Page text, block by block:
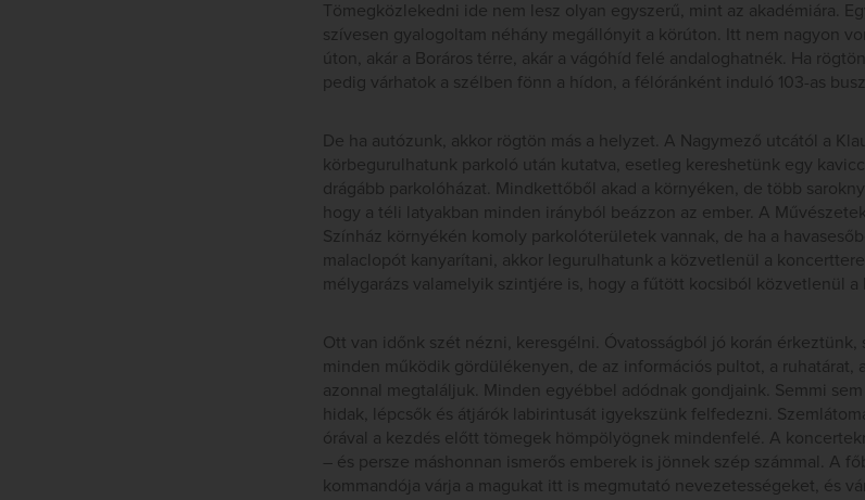
Tömegközlekedni ide nem lesz olyan egyszerű, mint az akadémiára.
szívesen gyalogoltam néhány megállónyit a körúton. Itt nem nagyon
úton, akár a Boráros térre, akár a vágóhíd felé andaloghatnék. Ha
pedig várhatok a szélben fönn a hídon, a félóránként induló 103-as
De ha autózunk, akkor rögtön más a helyzet. A Nagymező utcától a
körbegurulhatunk parkoló után kutatva, esetleg kereshetünk egy
drágább parkolóházat. Mindkettőből akad a környéken, de több
hogy a téli latyakban minden irányból beázzon az ember. A
Színház környékén komoly parkolóterületek vannak, de ha a
malaclopót kanyarítani, akkor legurulhatunk a közvetlenül a
mélygarázs valamelyik szintjére is, hogy a fűtött kocsiból közvetlenül a
Ott van időnk szét nézni, keresgélni. Óvatosságból jó korán érkeztünk,
minden működik gördülékenyen, de az információs pultot, a ruhatárat,
azonnal megtaláljuk. Minden egyébbel adódnak gondjaink. Semmi
hidak, lépcsők és átjárók labirintusát igyekszünk felfedezni.
órával a kezdés előtt tömegek hömpölyögnek mindenfelé. A
– és persze máshonnan ismerős emberek is jönnek szép számmal. A
kommandója várja a magukat itt is megmutató nevezetességeket, és